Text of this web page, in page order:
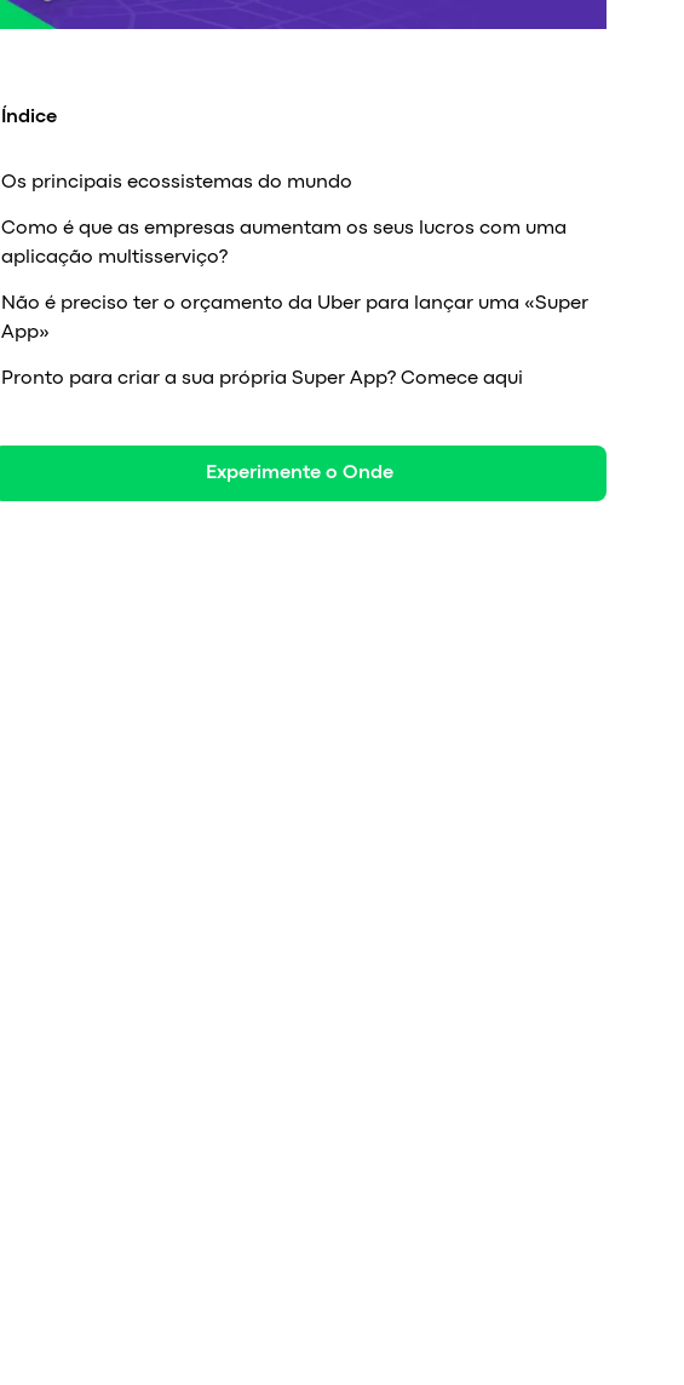
Índice
Os principais ecossistemas do mundo
Como é que as empresas aumentam os seus lucros com uma
aplicação multisserviço?
Não é preciso ter o orçamento da Uber para lançar uma «Super
App»
Pronto para criar a sua própria Super App? Comece aqui
Experimente o Onde